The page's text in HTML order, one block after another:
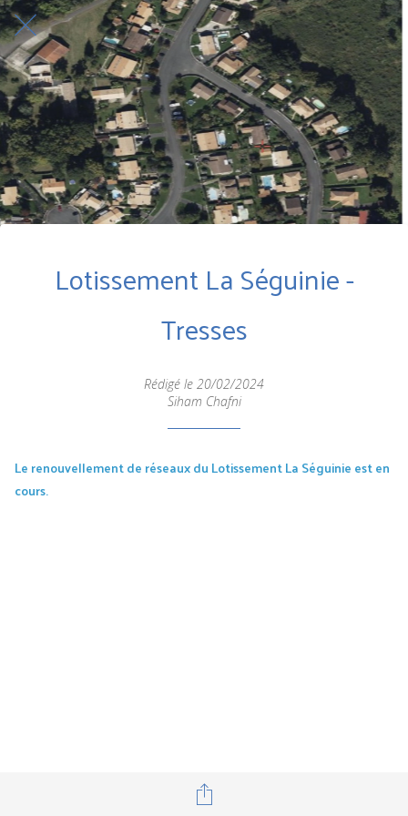
Lotissement La Séguinie -
Tresses
Rédigé le 20/02/2024
Siham Chafni
Le renouvellement de réseaux du Lotissement La Séguinie est en
cours.